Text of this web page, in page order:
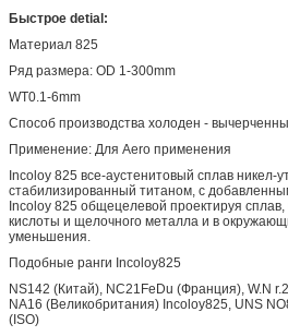
Быстрое detial:
Материал 825
Ряд размера: OD 1-300mm
WT0.1-6mm
Способ производства холоден -
Применение: Для Aero применения
Incoloy 825 все-аустенитовый сплав никел-
стабилизированный титаном, с
Incoloy 825 общецелевой проектируя сплав,
кислоты и щелочного металла и в
уменьшения.
Подобные ранги Incoloy825
NS142 (Китай), NC21FeDu (Франция), W.N
NA16 (Великобритания) Incoloy825, UNS
(ISO)